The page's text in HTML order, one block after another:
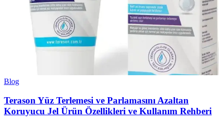
Blog
Terason Yüz Terlemesi ve Parlamasını Azaltan
Koruyucu Jel Ürün Özellikleri ve Kullanım Rehberi